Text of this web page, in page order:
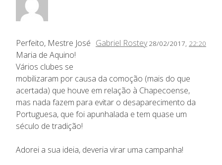
Gabriel Rostey 28/02/2017, 22:20
Perfeito, Mestre José
Maria de Aquino!
Vários clubes se
mobilizaram por causa da comoção (mais do que
acertada) que houve em relação à Chapecoense,
mas nada fazem para evitar o desaparecimento da
Portuguesa, que foi apunhalada e tem quase um
século de tradição!
Adorei a sua ideia, deveria virar uma campanha!